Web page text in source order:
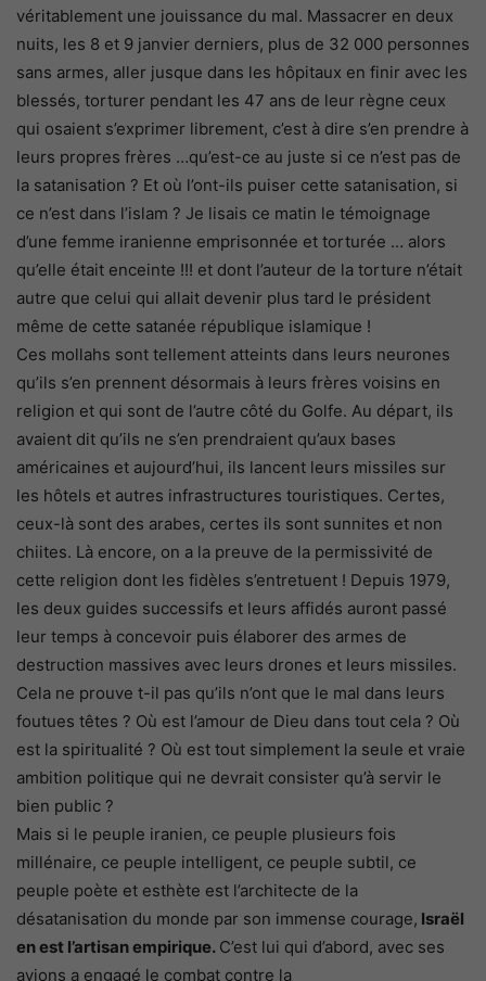
véritablement une jouissance du mal. Massacrer en deux
nuits, les 8 et 9 janvier derniers, plus de 32 000 personnes
sans armes, aller jusque dans les hôpitaux en finir avec les
blessés, torturer pendant les 47 ans de leur règne ceux
qui osaient s’exprimer librement, c’est à dire s’en prendre à
leurs propres frères …qu’est-ce au juste si ce n’est pas de
la satanisation ? Et où l’ont-ils puiser cette satanisation, si
ce n’est dans l’islam ? Je lisais ce matin le témoignage
d’une femme iranienne emprisonnée et torturée … alors
qu’elle était enceinte !!! et dont l’auteur de la torture n’était
autre que celui qui allait devenir plus tard le président
même de cette satanée république islamique !
Ces mollahs sont tellement atteints dans leurs neurones
qu’ils s’en prennent désormais à leurs frères voisins en
religion et qui sont de l’autre côté du Golfe. Au départ, ils
avaient dit qu’ils ne s’en prendraient qu’aux bases
américaines et aujourd’hui, ils lancent leurs missiles sur
les hôtels et autres infrastructures touristiques. Certes,
ceux-là sont des arabes, certes ils sont sunnites et non
chiites. Là encore, on a la preuve de la permissivité de
cette religion dont les fidèles s’entretuent ! Depuis 1979,
les deux guides successifs et leurs affidés auront passé
leur temps à concevoir puis élaborer des armes de
destruction massives avec leurs drones et leurs missiles.
Cela ne prouve t-il pas qu’ils n’ont que le mal dans leurs
foutues têtes ? Où est l’amour de Dieu dans tout cela ? Où
est la spiritualité ? Où est tout simplement la seule et vraie
ambition politique qui ne devrait consister qu’à servir le
bien public ?
Mais si le peuple iranien, ce peuple plusieurs fois
millénaire, ce peuple intelligent, ce peuple subtil, ce
peuple poète et esthète est l’architecte de la
désatanisation du monde par son immense courage, Israël
en est l’artisan empirique. C’est lui qui d’abord, avec ses
avions a engagé le combat contre la